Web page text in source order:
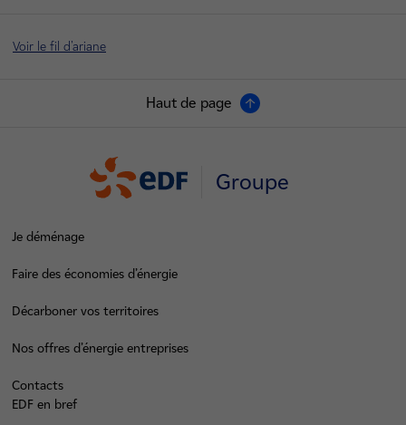
Voir le fil d'ariane
Haut de page
Groupe
Je déménage
Faire des économies d’énergie
Décarboner vos territoires
Nos offres d’énergie entreprises
Contacts
EDF en bref